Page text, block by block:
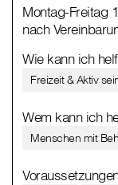
Montag-Freitag
nach
Wie kann ich
Freizeit & Aktiv
Wem kann ich
Menschen mit